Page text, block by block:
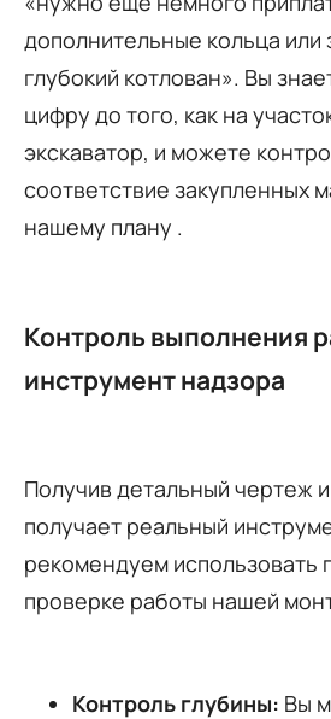
дополнительные кольца или
глубокий котлован». Вы
цифру до того, как на
экскаватор, и можете
соответствие закупленных
нашему плану .
Контроль выполнения
инструмент надзора
Получив детальный чертеж
получает реальный
рекомендуем использовать
проверке работы нашей
Контроль глубины: Вы